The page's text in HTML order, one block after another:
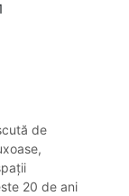
de
20 de ani